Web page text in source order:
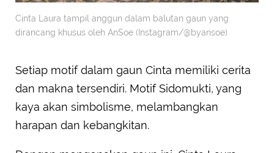
Cinta Laura tampil anggun dalam balutan gaun yang
dirancang khusus oleh AnSoe (Instagram/@byansoe)
Setiap motif dalam gaun Cinta memiliki cerita
dan makna tersendiri. Motif Sidomukti, yang
kaya akan simbolisme, melambangkan
harapan dan kebangkitan.